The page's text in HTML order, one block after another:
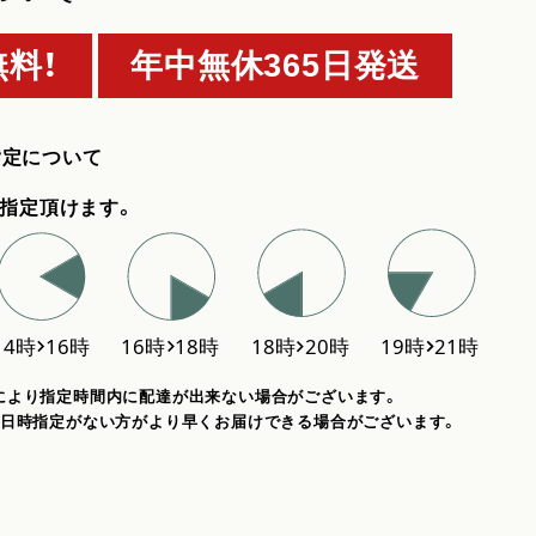
！ 年中無休365日発送
について
定頂けます。
り指定時間内に配達が出来ない場合がございます。
時指定がない方がより早くお届けできる場合がございます。